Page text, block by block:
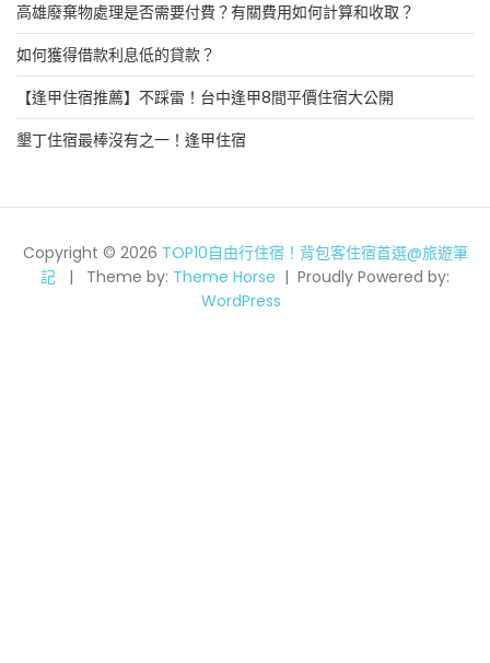
高雄廢棄物處理是否需要付費？有關費用如何計算和收取？
如何獲得借款利息低的貸款？
【逢甲住宿推薦】不踩雷！台中逢甲8間平價住宿大公開
墾丁住宿最棒沒有之一！逢甲住宿
Copyright © 2026 TOP10自由行住宿！背包客住宿首選@旅遊筆
記
Theme by: Theme Horse
Proudly Powered by:
WordPress